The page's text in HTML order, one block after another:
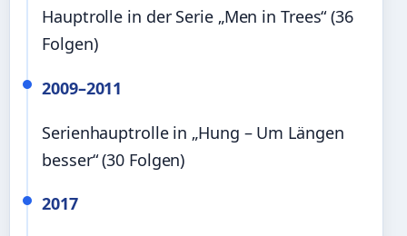
Hauptrolle in der Serie „Men in Trees“ (36
Folgen)
2009–2011
Serienhauptrolle in „Hung – Um Längen
besser“ (30 Folgen)
2017